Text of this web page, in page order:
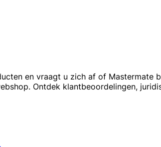
en vraagt u zich af of
Ontdek klantbeoordelingen,